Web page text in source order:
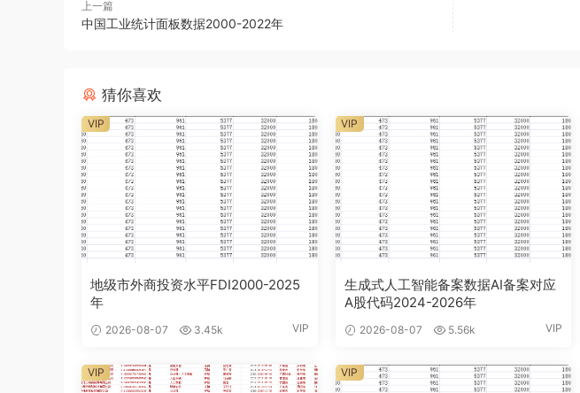
上一篇
中国工业统计面板数据2000-2022年
猜你喜欢
地级市外商投资水平FDI2000-2025
年
2026-08-07 3.45k VIP
VIP
生成式人工智能备案数据AI备案对应
A股代码2024-2026年
2026-08-07 5.56k VIP
VIP
VIP VIP